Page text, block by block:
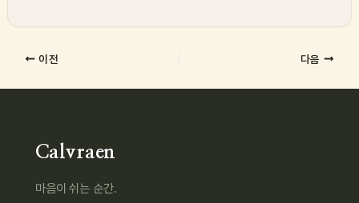
이전 다음
Calvraen
마음이 쉬는 순간.